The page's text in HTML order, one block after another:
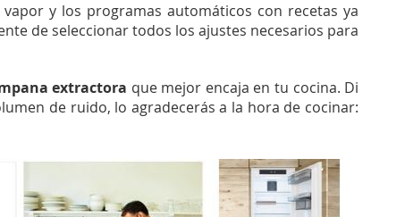
y los programas automáticos con recetas ya
de seleccionar todos los ajustes necesarios para
extractora que mejor encaja en tu cocina. Di
de ruido, lo agradecerás a la hora de cocinar: